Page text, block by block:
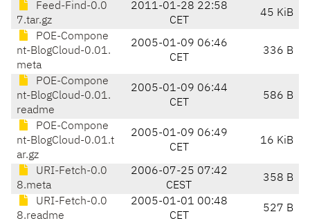
Feed-Find-0.0
7.tar.gz
2011-01-28 22:58
CET
45 KiB
POE-Compone
nt-BlogCloud-0.01.
meta
2005-01-09 06:46
CET
336 B
POE-Compone
nt-BlogCloud-0.01.
readme
2005-01-09 06:44
CET
586 B
POE-Compone
nt-BlogCloud-0.01.t
ar.gz
2005-01-09 06:49
CET
16 KiB
URI-Fetch-0.0
8.meta
2006-07-25 07:42
CEST
358 B
URI-Fetch-0.0
8.readme
2005-01-01 00:48
CET
527 B